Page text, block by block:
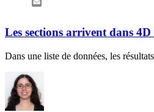
Les sections arrivent dans
Dans une liste de données, les